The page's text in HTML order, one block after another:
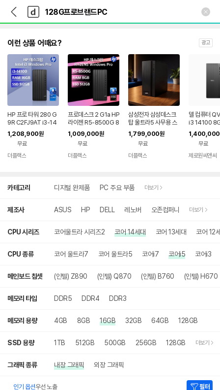
다
나
와
가
다
와
인
이런 상품 어때요? 광고
HP 프로 타워 280 G
9R C2FJ9AT i3-14
100 16GB 512GB
Win11Pro
1,208,900원
무료
더플랙스
프로데스크 2 G1a HP
라이젠 R5-8500G 8
GB 512GB Win11Pr
o
1,009,000원
무료
더플랙스
삼성전자 삼성데스크
탑 울트라5 사무용 스
탠다드pc 16GB 512
GB 윈도우11pro
1,799,000원
무료
더플랙스
델 컴퓨터
i3 14100
12G 윈도우
무용컴퓨터
1,400,000
무료
제로원씨앤씨
카테고리 디지털 완제품 PC 주요 부품 더보기
제조사 ASUS HP DELL 레노버 오존컴퍼니 더보기
CPU 시리즈 코어울트라 시리즈2 코어 14세대 코어 13세대 코어 12
CPU 종류 코어 울트라7 코어 울트라5 코어i7 코어i5 코어i3
메인보드 칩셋 (인텔) Z890 (인텔) Q870 (인텔) B760 (인텔) H670
메모리 타입 DDR5 DDR4 DDR3
메모리 용량 4GB 8GB 16GB 32GB 64GB 128GB
SSD 용량 1TB 512GB 500GB 256GB 128GB 더보기
그래픽 종류 내장 그래픽 외장 그래픽
인기 옵션우선 노출 필터